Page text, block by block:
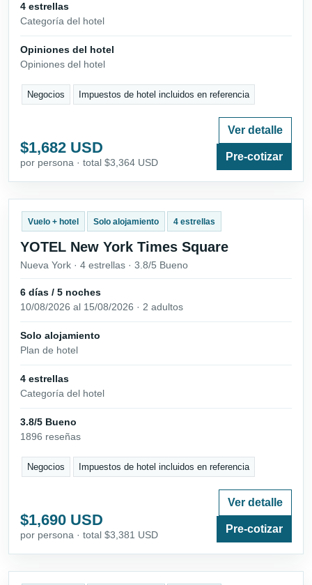
4 estrellas
Categoría del hotel
Opiniones del hotel
Opiniones del hotel
Negocios Impuestos de hotel incluidos en referencia
$1,682 USD
por persona · total $3,364 USD
Ver detalle
Pre-cotizar
Vuelo + hotel Solo alojamiento 4 estrellas
YOTEL New York Times Square
Nueva York · 4 estrellas · 3.8/5 Bueno
6 días / 5 noches
10/08/2026 al 15/08/2026 · 2 adultos
Solo alojamiento
Plan de hotel
4 estrellas
Categoría del hotel
3.8/5 Bueno
1896 reseñas
Negocios Impuestos de hotel incluidos en referencia
$1,690 USD
por persona · total $3,381 USD
Ver detalle
Pre-cotizar